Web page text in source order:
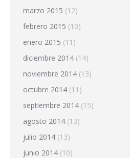
marzo 2015 (12)
febrero 2015 (10)
enero 2015 (11)
diciembre 2014 (14)
noviembre 2014 (13)
octubre 2014 (11)
septiembre 2014 (15)
agosto 2014 (13)
julio 2014 (13)
junio 2014 (10)